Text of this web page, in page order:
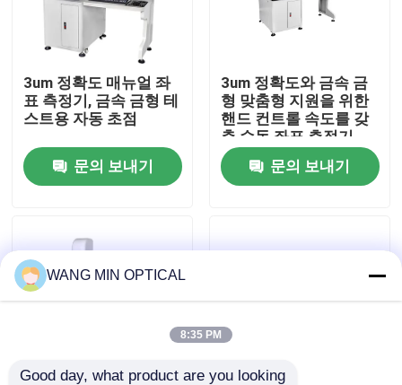
우리 에 관한 것
공장 투어
품질 관리
뉴스
CNC 비전 길이 측정기
3um 정확도 매뉴얼 좌
표 측정기, 금속 금형 테
스트용 자동 초점
문의 보내기
3um 정확도와 금속 금
형 맞춤형 지원을 위한
핸드 컨트롤 속도를 갖
춘 수동 좌표 측정기
문의 보내기
WANG MIN OPTICAL
8:35 PM
Good day, what product are you looking